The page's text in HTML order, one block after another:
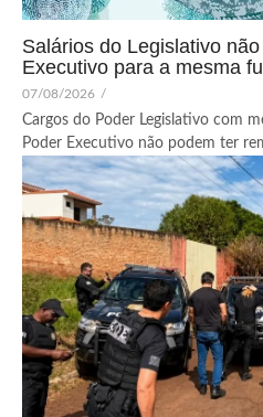
Salários do Legislativo
Executivo para a mesma
07/08/2026 /
Cargos do Poder Legislativo com
Poder Executivo não podem ter